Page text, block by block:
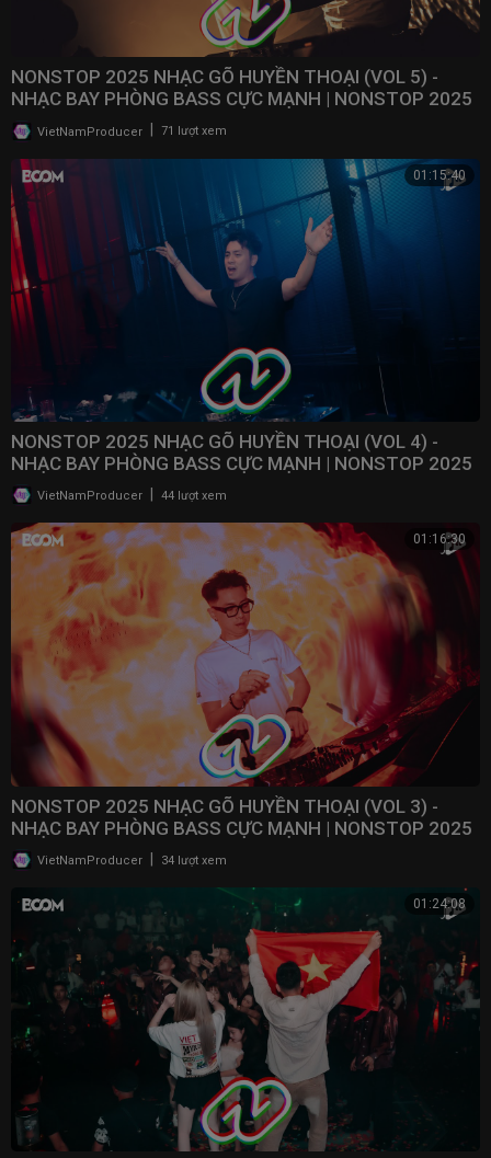
NONSTOP 2025 NHẠC GÕ HUYỀN THOẠI (VOL 5) -
NHẠC BAY PHÒNG BASS CỰC MẠNH | NONSTOP 2025
VINAHOUSE
VietNamProducer 71 lượt xem
01:15:40
NONSTOP 2025 NHẠC GÕ HUYỀN THOẠI (VOL 4) -
NHẠC BAY PHÒNG BASS CỰC MẠNH | NONSTOP 2025
VINAHOUSE
VietNamProducer 44 lượt xem
01:16:30
NONSTOP 2025 NHẠC GÕ HUYỀN THOẠI (VOL 3) -
NHẠC BAY PHÒNG BASS CỰC MẠNH | NONSTOP 2025
VINAHOUSE
VietNamProducer 34 lượt xem
01:24:08